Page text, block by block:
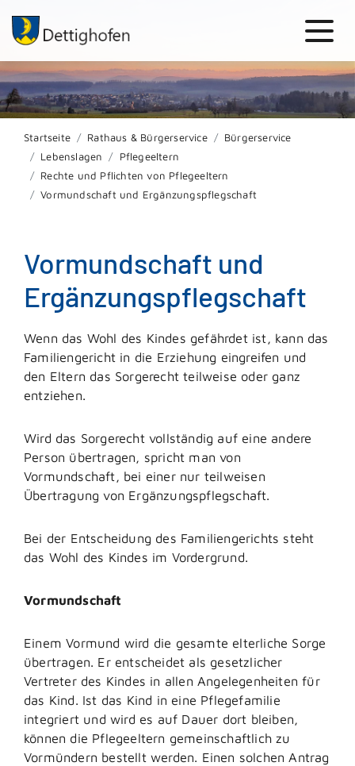
Startseite Rathaus & Bürgerservice
Bürgerservice
Lebenslagen
Pflegeeltern
Rechte und Pflichten von Pflegeeltern
Vormundschaft und Ergänzungspflegschaft
Vormundschaft und
Ergänzungspflegschaft
Wenn das Wohl des Kindes gefährdet ist, kann das
Familiengericht in die Erziehung eingreifen und
den Eltern das Sorgerecht teilweise oder ganz
entziehen.
Wird das Sorgerecht vollständig auf eine andere
Person übertragen, spricht man von
Vormundschaft, bei einer nur teilweisen
Übertragung von Ergänzungspflegschaft.
Bei der Entscheidung des Familiengerichts steht
das Wohl des Kindes im Vordergrund.
Vormundschaft
Einem Vormund wird die gesamte elterliche Sorge
übertragen. Er entscheidet als gesetzlicher
Vertreter des Kindes in allen Angelegenheiten für
das Kind. Ist das Kind in eine Pflegefamilie
integriert und wird es auf Dauer dort bleiben,
können die Pflegeeltern gemeinschaftlich zu
Vormündern bestellt werden. Einen solchen Antrag